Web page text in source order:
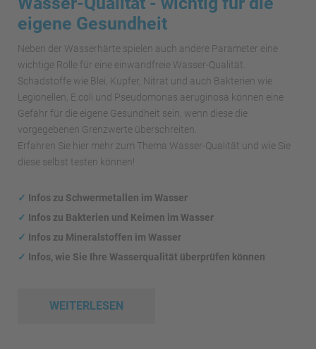
eigene Gesundheit
Neben der Wasserhärte spielen auch andere Parameter eine
wichtige Rolle für eine einwandfreie Wasser-Qualität.
Schadstoffe wie Blei, Kupfer, Nitrat und auch Bakterien wie
Legionellen, E.coli und Pseudomonas aeruginosa können eine
Gefahr für die eigene Gesundheit sein, wenn diese die
vorgegebenen Grenzwerte überschreiten.
Erfahren Sie hier mehr zum Thema Wasser-Qualität und wie Sie
diese selbst testen können!
✓ Infos zu Schwermetallen im Wasser
✓ Infos zu Bakterien und Keimen im Wasser
✓ Infos zu Mineralstoffen im Wasser
✓ Infos, wie Sie Ihre Wasserqualität überprüfen können
WEITERLESEN